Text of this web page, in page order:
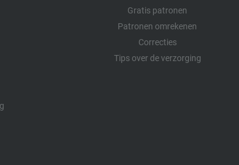
Gratis patronen
Patronen omrekenen
Correcties
Tips over de verzorging